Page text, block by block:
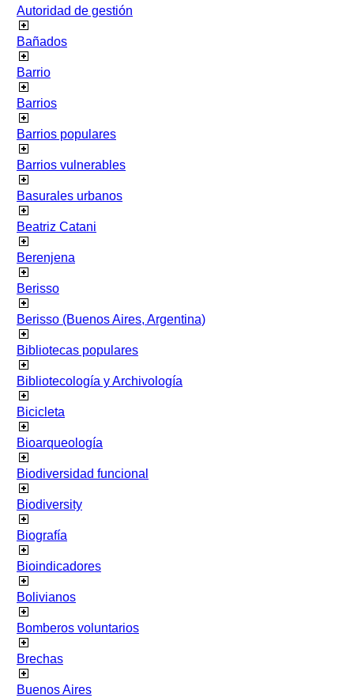
Autoridad de gestión
Bañados
Barrio
Barrios
Barrios populares
Barrios vulnerables
Basurales urbanos
Beatriz Catani
Berenjena
Berisso
Berisso (Buenos Aires, Argentina)
Bibliotecas populares
Bibliotecología y Archivología
Bicicleta
Bioarqueología
Biodiversidad funcional
Biodiversity
Biografía
Bioindicadores
Bolivianos
Bomberos voluntarios
Brechas
Buenos Aires